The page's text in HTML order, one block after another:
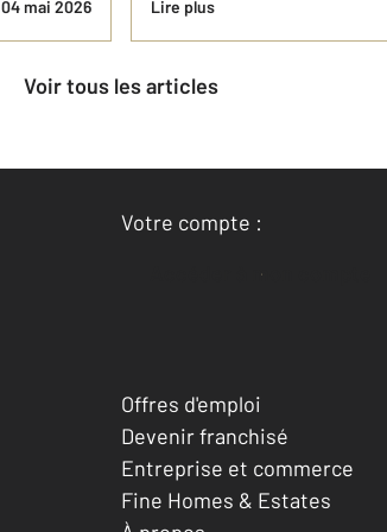
04 mai 2026 Lire plus
Voir tous les articles
Votre compte :
Accéder à mon compte
Offres d'emploi
Devenir franchisé
Entreprise et commerce
Fine Homes & Estates